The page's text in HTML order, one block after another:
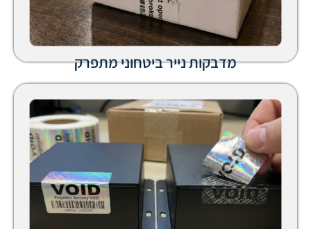
מדבקות נייר ביטחוני מתפרק